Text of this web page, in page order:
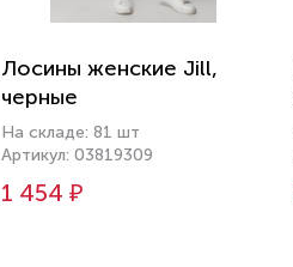
Лосины женские Jill,
черные
На складе: 81 шт
Артикул: 03819309
1 454 ₽